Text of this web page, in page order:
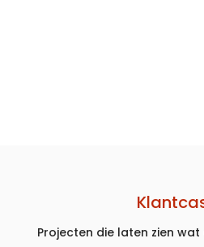
Projecten die laten zien